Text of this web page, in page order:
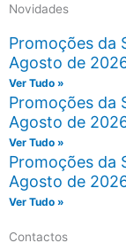
Novidades
Promoções da
Agosto de
Ver Tudo »
Promoções da
Agosto de
Ver Tudo »
Promoções da
Agosto de
Ver Tudo »
Contactos